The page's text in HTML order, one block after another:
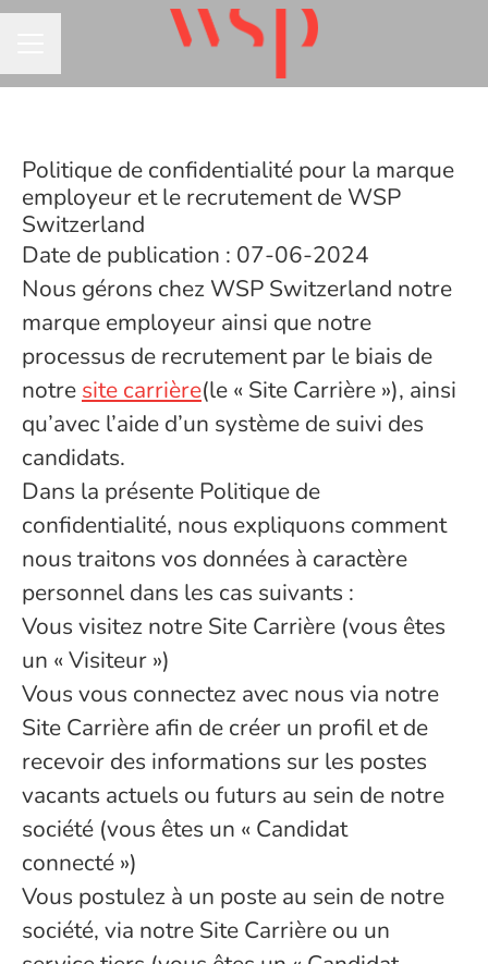
Politique de confidentialité pour la marque
employeur et le recrutement de WSP
Switzerland
Date de publication : 07-06-2024
Nous gérons chez WSP Switzerland notre
marque employeur ainsi que notre
processus de recrutement par le biais de
notre site carrière(le « Site Carrière »), ainsi
qu’avec l’aide d’un système de suivi des
candidats.
Dans la présente Politique de
confidentialité, nous expliquons comment
nous traitons vos données à caractère
personnel dans les cas suivants :
Vous visitez notre Site Carrière (vous êtes
un « Visiteur »)
Vous vous connectez avec nous via notre
Site Carrière afin de créer un profil et de
recevoir des informations sur les postes
vacants actuels ou futurs au sein de notre
société (vous êtes un « Candidat
connecté »)
Vous postulez à un poste au sein de notre
société, via notre Site Carrière ou un